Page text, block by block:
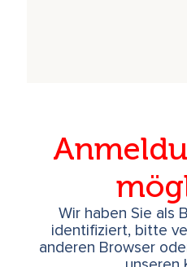
Wir haben Sie als
identifiziert, bitte
anderen Browser